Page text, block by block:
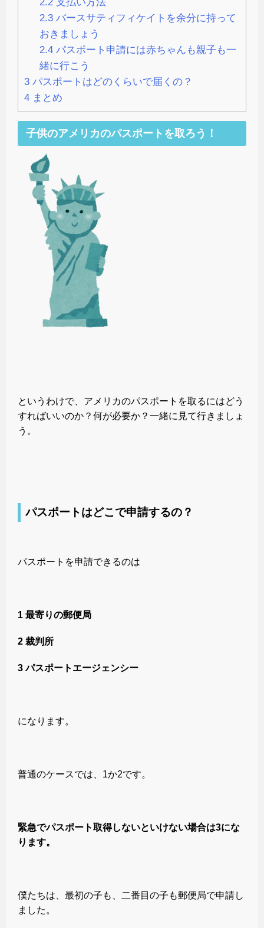
2.3バースサティフィケイトを余分に持って
おきましょう
2.4パスポート申請には赤ちゃんも親子も一
緒に行こう
3 パスポートはどのくらいで届くの？
4 まとめ
子供のアメリカのパスポートを取ろう！
というわけで、アメリカのパスポートを取るにはどう
すればいいのか？何が必要か？一緒に見て行きましょ
う。
パスポートはどこで申請するの？
パスポートを申請できるのは
1 最寄りの郵便局
2 裁判所
3 パスポートエージェンシー
になります。
普通のケースでは、1か2です。
緊急でパスポート取得しないといけない場合は3にな
ります。
僕たちは、最初の子も、二番目の子も郵便局で申請し
ました。